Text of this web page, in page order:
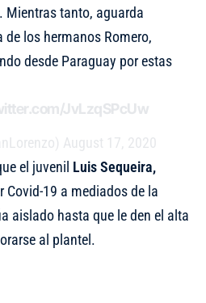
Mientras tanto, aguarda
los hermanos Romero,
desde Paraguay por estas
JvLzqSPcUw
August 17, 2020
el juvenil Luis Sequeira,
Covid-19 a mediados de la
aislado hasta que le den el alta
al plantel.